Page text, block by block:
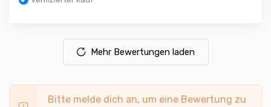
Mehr Bewertungen laden
Bitte melde dich an, um eine Bewertung zu